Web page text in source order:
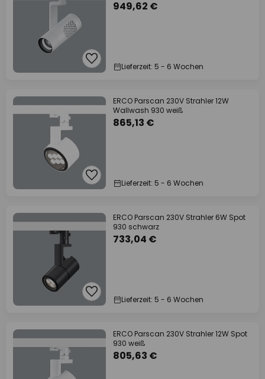
949,62 €
Lieferzeit: 5 - 6 Wochen
ERCO Parscan 230V Strahler 12W
Wallwash 930 weiß
865,13 €
Lieferzeit: 5 - 6 Wochen
ERCO Parscan 230V Strahler 6W Spot
930 schwarz
733,04 €
Lieferzeit: 5 - 6 Wochen
ERCO Parscan 230V Strahler 12W Spot
930 weiß
805,63 €